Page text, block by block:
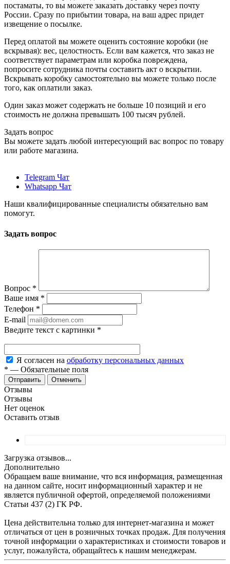
постаматы, то вы можете заказать доставку через почту
России. Сразу по прибытии товара, на ваш адрес придет
извещение о посылке.
Перед оплатой вы можете оценить состояние коробки (не
вскрывая): вес, целостность. Если вам кажется, что заказ не
соответствует параметрам или коробка повреждена,
попросите сотрудника почты составить акт о вскрытии.
Вскрывать коробку самостоятельно вы можете только после
того, как оплатили заказ.
Один заказ может содержать не больше 10 позиций и его
стоимость не должна превышать 100 тысяч рублей.
Задать вопрос
Вы можете задать любой интересующий вас вопрос по товару
или работе магазина.
Telegram Чат
Whatsapp Чат
Наши квалифицированные специалисты обязательно вам
помогут.
Задать вопрос
Вопрос *
Ваше имя *
Телефон *
E-mail
Введите текст с картинки *
Я согласен на обработку персональных данных
* — Обязательные поля
Отменить
Отзывы
Отзывы
Нет оценок
Оставить отзыв
Загрузка отзывов...
Дополнительно
Обращаем ваше внимание, что вся информация, размещенная
на данном сайте, носит информационный характер и не
является публичной офертой, определяемой положениями
Статьи 437 (2) ГК РФ.
Цена действительна только для интернет-магазина и может
отличаться от цен в розничных точках продаж. Для получения
точной информации о характеристиках и стоимости товаров и
услуг, пожалуйста, обращайтесь к нашим менеджерам.